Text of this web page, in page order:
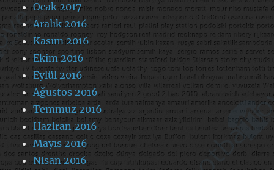
Ocak 2017
Aralık 2016
Kasım 2016
Ekim 2016
Eylül 2016
Ağustos 2016
Temmuz 2016
Haziran 2016
Mayıs 2016
Nisan 2016